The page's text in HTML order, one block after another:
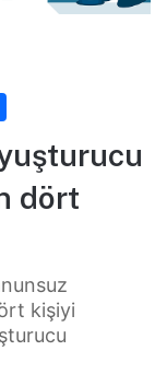
dört
kişiyi